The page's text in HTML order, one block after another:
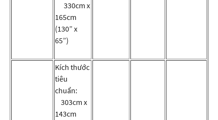
330cm x
165cm
(130” x
65”)
Kích thước
tiêu
chuẩn:
303cm x
143cm